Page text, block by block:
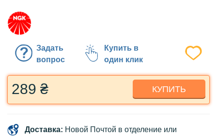
Задать
вопрос
Купить в
один клик
289 ₴ КУПИТЬ
Доставка: Новой Почтой в отделение или